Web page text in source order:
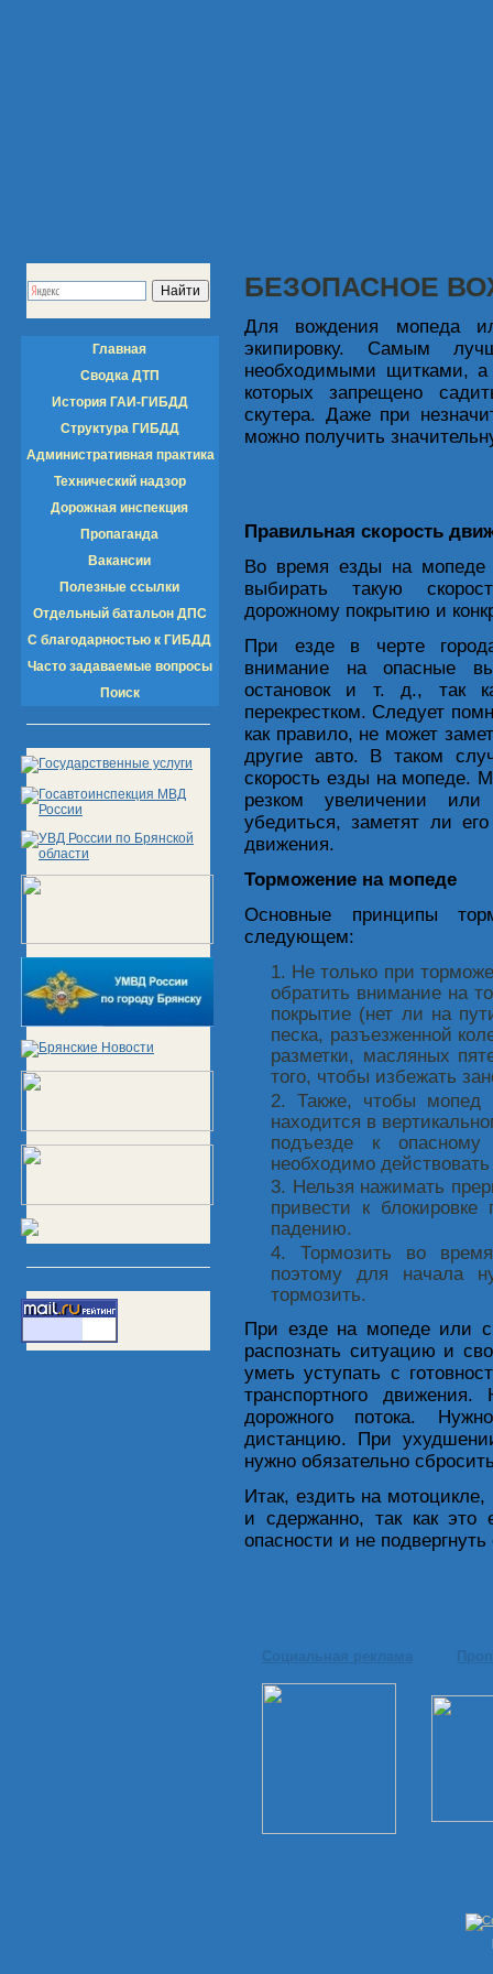
Главная
Сводка ДТП
История ГАИ-ГИБДД
Структура ГИБДД
Административная практика
Технический надзор
Дорожная инспекция
Пропаганда
Вакансии
Полезные ссылки
Отдельный батальон ДПС
С благодарностью к ГИБДД
Часто задаваемые вопросы
Поиск
БЕЗОПАСНОЕ
Для вождения мопеда
экипировку. Самым
необходимыми щитками,
которых запрещено
скутера. Даже при
можно получить
Правильная скорость
Во время езды на мопеде
выбирать такую
дорожному покрытию и
При езде в черте
внимание на опасные
остановок и т. д., так
перекрестком. Следует
как правило, не может
другие авто. В таком
скорость езды на мопеде.
резком увеличении
убедиться, заметят ли
движения.
Торможение на мопеде
Основные принципы
следующем:
Не только при
обратить внимание на
покрытие (нет ли на
песка, разъезженной
разметки, масляных
того, чтобы избежать
Также, чтобы мопед
находится в
подъезде к
необходимо
Нельзя нажимать
привести к блокировке
падению.
Тормозить во
поэтому для начала
тормозить.
При езде на мопеде или
распознать ситуацию и
уметь уступать с
транспортного движения.
дорожного потока.
дистанцию. При
нужно обязательно
Итак, ездить на
и сдержанно, так как это
опасности и не